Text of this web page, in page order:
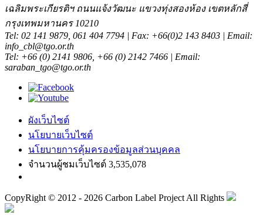
เฉลิมพระเกียรติฯ ถนนแจ้งวัฒนะ แขวงทุ่งสองห้อง เขตหลักสี่
กรุงเทพมหานคร 10210
Tel: 02 141 9879, 061 404 7794 | Fax: +66(0)2 143 8403 | Email:
info_cbl@tgo.or.th
Tel: +66 (0) 2141 9806, +66 (0) 2142 7466 | Email:
saraban_tgo@tgo.or.th
ผังเว็บไซต์
นโยบายเว็บไซต์
นโยบายการคุ้มครองข้อมูลส่วนบุคคล
จำนวนผู้ชมเว็บไซต์ 3,535,078
CopyRight © 2012 - 2026 Carbon Label Project All Rights